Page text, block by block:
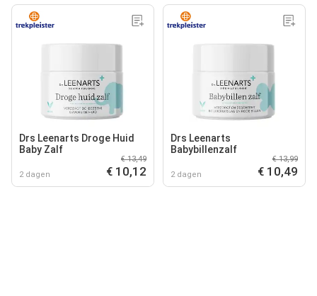
Drs Leenarts Droge Huid
Baby Zalf
2 dagen
€ 13,49
€ 10,12
Drs Leenarts
Babybillenzalf
2 dagen
€ 13,99
€ 10,49